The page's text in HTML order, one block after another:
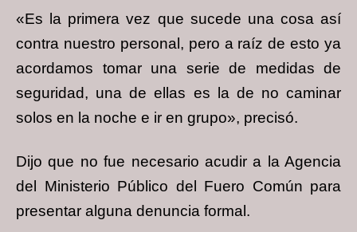
«Es la primera vez que sucede una cosa así
contra nuestro personal, pero a raíz de esto ya
acordamos tomar una serie de medidas de
seguridad, una de ellas es la de no caminar
solos en la noche e ir en grupo», precisó.
Dijo que no fue necesario acudir a la Agencia
del Ministerio Público del Fuero Común para
presentar alguna denuncia formal.